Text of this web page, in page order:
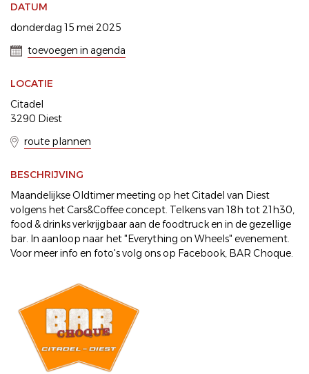
DATUM
donderdag 15 mei 2025
toevoegen in agenda
LOCATIE
Citadel
3290 Diest
route plannen
BESCHRIJVING
Maandelijkse Oldtimer meeting op het Citadel van Diest
volgens het Cars&Coffee concept. Telkens van 18h tot 21h30,
food & drinks verkrijgbaar aan de foodtruck en in de gezellige
bar. In aanloop naar het "Everything on Wheels" evenement.
Voor meer info en foto's volg ons op Facebook, BAR Choque.